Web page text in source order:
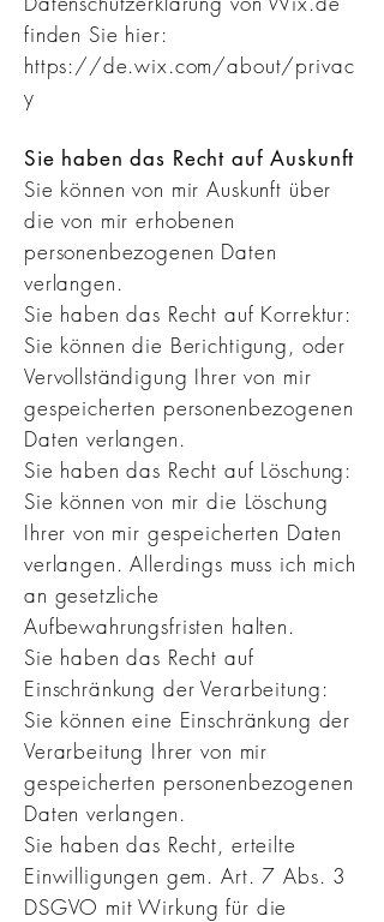
finden Sie hier:
https://de.wix.com/about/privac
y
Sie haben das Recht auf Auskunft
Sie können von mir Auskunft über
die von mir erhobenen
personenbezogenen Daten
verlangen.
Sie haben das Recht auf Korrektur:
Sie können die Berichtigung, oder
Vervollständigung Ihrer von mir
gespeicherten personenbezogenen
Daten verlangen.
Sie haben das Recht auf Löschung:
Sie können von mir die Löschung
Ihrer von mir gespeicherten Daten
verlangen. Allerdings muss ich mich
an gesetzliche
Aufbewahrungsfristen halten.
Sie haben das Recht auf
Einschränkung der Verarbeitung:
Sie können eine Einschränkung der
Verarbeitung Ihrer von mir
gespeicherten personenbezogenen
Daten verlangen.
Sie haben das Recht, erteilte
Einwilligungen gem. Art. 7 Abs. 3
DSGVO mit Wirkung für die